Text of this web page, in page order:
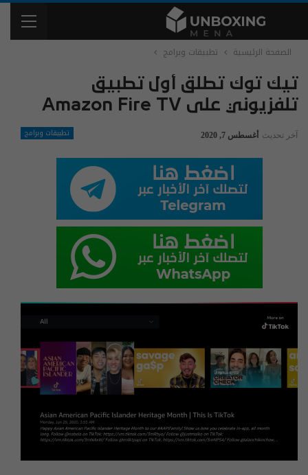
الصفحة الرئيسية تطبيقات وبرامج
تيك توك تطلق أول تطبيق
تلفزيوني على Amazon Fire TV
تطبيقات وبرامج آخر تحديث أغسطس 7, 2020